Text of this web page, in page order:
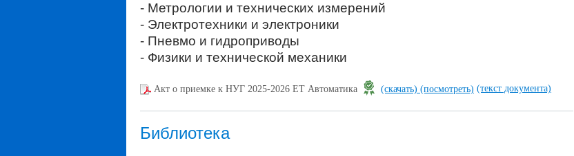
- Метрологии и технических измерений
- Электротехники и электроники
- Пневмо и гидроприводы
- Физики и технической механики
Акт о приемке к НУГ 2025-2026 ЕТ Автоматика (скачать) (посмотреть) (текст документа)
Библиотека